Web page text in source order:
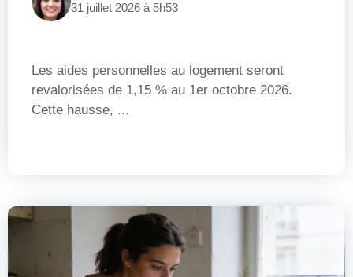
31 juillet 2026 à 5h53
Les aides personnelles au logement seront
revalorisées de 1,15 % au 1er octobre 2026.
Cette hausse, ...